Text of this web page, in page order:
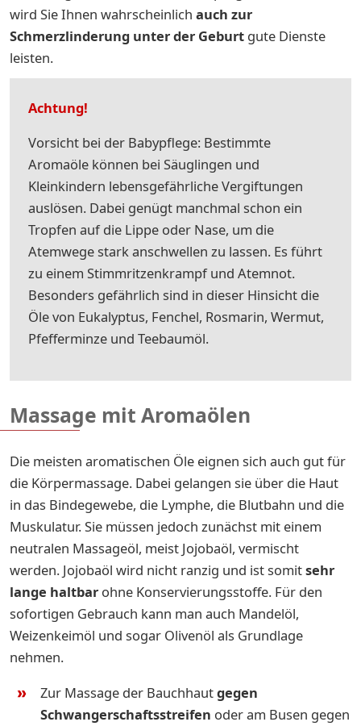
wird Sie Ihnen wahrscheinlich auch zur
Schmerzlinderung unter der Geburt gute Dienste
leisten.
Achtung!
Vorsicht bei der Babypflege: Bestimmte
Aromaöle können bei Säuglingen und
Kleinkindern lebensgefährliche Vergiftungen
auslösen. Dabei genügt manchmal schon ein
Tropfen auf die Lippe oder Nase, um die
Atemwege stark anschwellen zu lassen. Es führt
zu einem Stimmritzenkrampf und Atemnot.
Besonders gefährlich sind in dieser Hinsicht die
Öle von Eukalyptus, Fenchel, Rosmarin, Wermut,
Pfefferminze und Teebaumöl.
Massage mit Aromaölen
Die meisten aromatischen Öle eignen sich auch gut für
die Körpermassage. Dabei gelangen sie über die Haut
in das Bindegewebe, die Lymphe, die Blutbahn und die
Muskulatur. Sie müssen jedoch zunächst mit einem
neutralen Massageöl, meist Jojobaöl, vermischt
werden. Jojobaöl wird nicht ranzig und ist somitsehr
lange haltbar ohne Konservierungsstoffe. Für den
sofortigen Gebrauch kann man auch Mandelöl,
Weizenkeimöl und sogar Olivenöl als Grundlage
nehmen.
Zur Massage der Bauchhautgegen
Schwangerschaftsstreifen oder am Busen gegen